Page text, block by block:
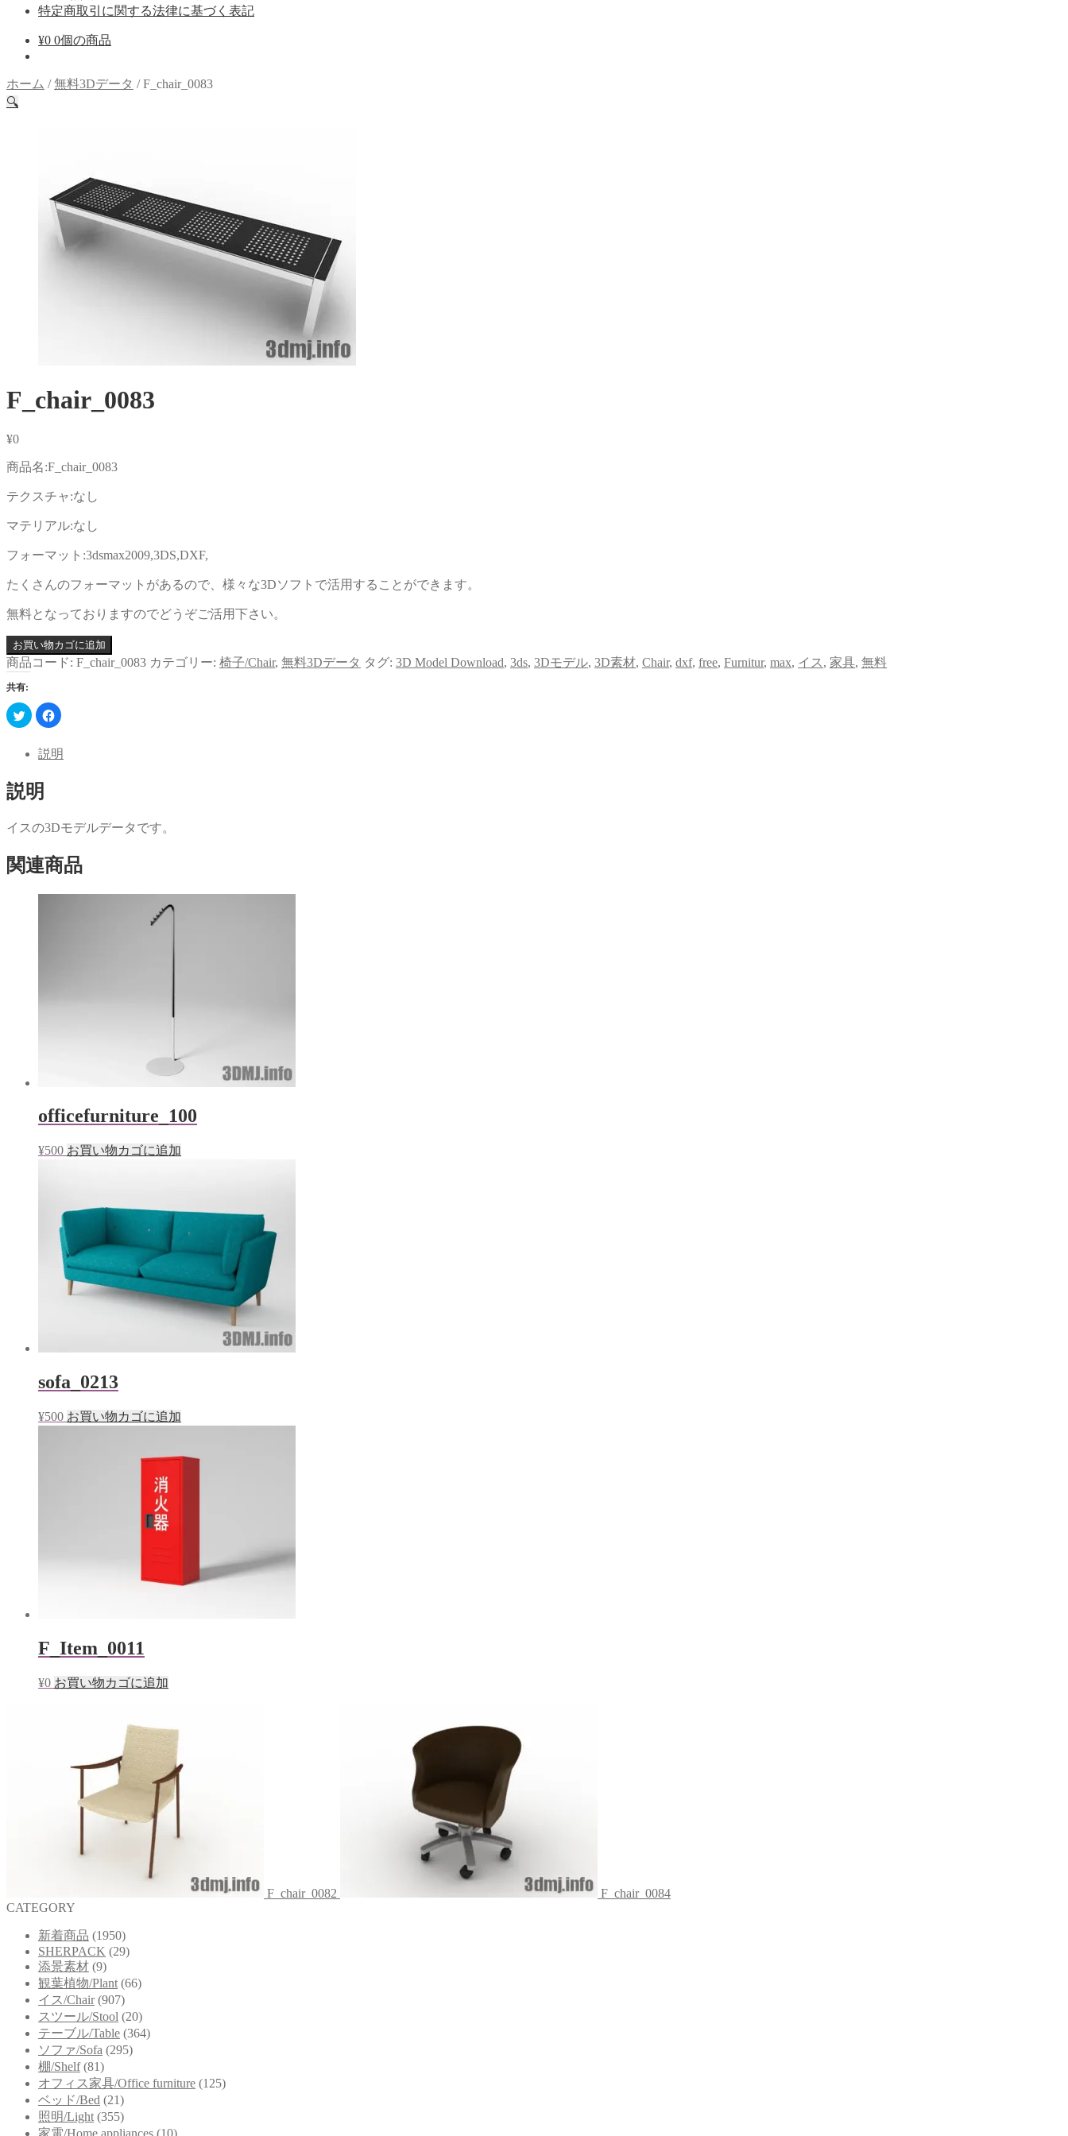
特定商取引に関する法律に基づく表記
¥0 0個の商品
ホーム /無料3Dデータ /F_chair_0083
🔍
F_chair_0083
¥0
商品名:F_chair_0083
テクスチャ:なし
マテリアル:なし
フォーマット:3dsmax2009,3DS,DXF,
たくさんのフォーマットがあるので、様々な3Dソフトで活用することができます。
無料となっておりますのでどうぞご活用下さい。
お買い物カゴに追加
商品コード: F_chair_0083 カテゴリー: 椅子/Chair, 無料3Dデータ タグ: 3D Model Download, 3ds, 3Dモデル, 3D素材, Chair, dxf, free, Furnitur, max, イス , 家具, 無料
共有:
ク
リ
し
て
で
共
有
い
ウ
ン
ド
ウ
Facebook
で
す
る
し
て
だ
さ
い
し
説明
説明
イスの3Dモデルデータです。
関連商品
officefurniture_100
¥500 お買い物カゴに追加
sofa_0213
¥500 お買い物カゴに追加
F_Item_0011
¥0 お買い物カゴに追加
F_chair_0082
F_chair_0084
CATEGORY
新着商品 (1950)
SHERPACK (29)
添景素材 (9)
観葉植物/Plant (66)
イス/Chair (907)
スツール/Stool (20)
テーブル/Table (364)
ソファ/Sofa (295)
棚/Shelf (81)
オフィス家具/Office furniture (125)
ベッド/Bed (21)
照明/Light (355)
家電/Home appliances (10)